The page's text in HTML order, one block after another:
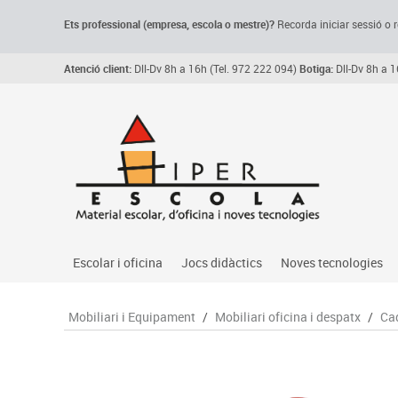
Ets professional (empresa, escolao mestre)? Recorda iniciar sessió o
Atenció client: Dll-Dv 8h a 16h (Tel. 972 222 094)Botiga: Dll-Dv 8h a
Escolar i oficina
Arxiu, carpetes i classificadors
Jocs didàctics
Primeres edats
Noves tecnologies
Audio
Mobiliari i Equipament / Mobiliari oficina i despatx /